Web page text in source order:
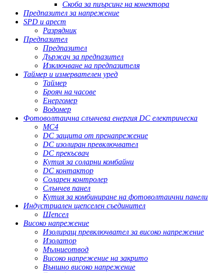
Скоба за пиърсинг на конектора
Предпазител за напрежение
SPD и арест
Разрядник
Предпазител
Предпазител
Държач за предпазител
Изключване на предпазителя
Таймер и измервателен уред
Таймер
Брояч на часове
Енергомер
Водомер
Фотоволтаична слънчева енергия DC електрическа
MC4
DC защита от пренапрежение
DC изолиран превключвател
DC прекъсвач
Кутия за соларни комбайни
DC контактор
Соларен контролер
Слънчев панел
Кутия за комбиниране на фотоволтаични панели
Индустриален щепселен съединител
Щепсел
Високо напрежение
Изолиращ превключвател за високо напрежение
Изолатор
Мълниеотвод
Високо напрежение на закрито
Външно високо напрежение